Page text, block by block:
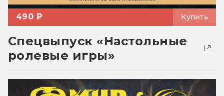
490 ₽ Купить
Спецвыпуск «Настольные
ролевые игры»